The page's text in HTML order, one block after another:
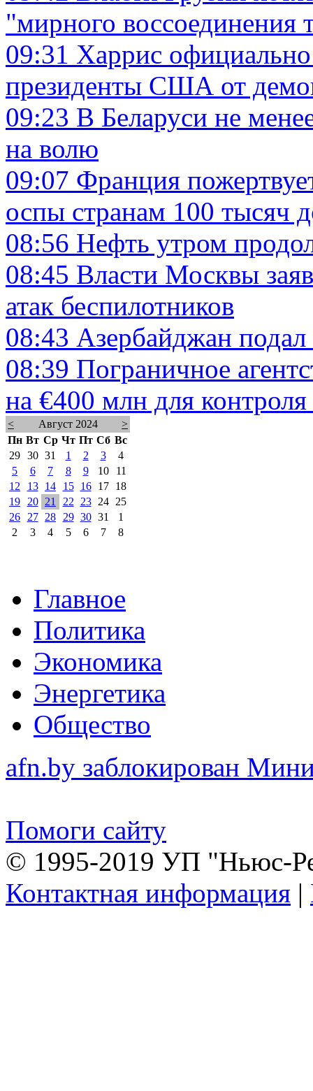
"мирного воссоединения
09:31 Харрис
президенты США от
09:23 В Беларуси не
на волю
09:07 Франция
оспы странам 100 тысяч
08:56 Нефть утром
08:45 Власти Москвы
атак беспилотников
08:43 Азербайджан
08:39 Пограничное
на €400 млн для
< Август 2024
>
Пн Вт Ср Чт Пт Сб Вс
29 30 31 1 2 3
4
5
6 7 8 9 10
11
12
13 14 15 16 17
18
19
20 21 22 23 24
25
26
27 28 29 30 31
1
2
3 4 5 6 7 8
Главное
Политика
Экономика
Энергетика
Общество
afn.by заблокирован
Помоги сайту
© 1995-2019 УП "Ньюс-
Контактная информация |